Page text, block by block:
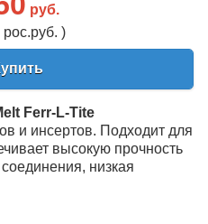
руб.
)
Ferr-L-Tite
и инсертов. Подходит для
высокую прочность
низкая